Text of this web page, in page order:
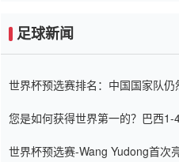
足球新闻
世界杯预选赛排名：中国国家队
您是如何获得世界第一的？巴西1-
世界杯预选赛-Wang Yudong首次